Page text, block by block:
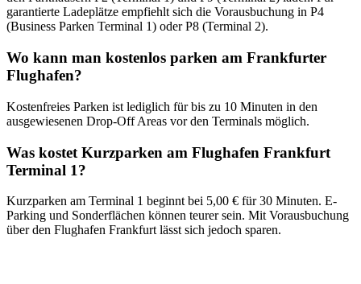
garantierte Ladeplätze empfiehlt sich die Vorausbuchung in P4
(Business Parken Terminal 1) oder P8 (Terminal 2).
Wo kann man kostenlos parken am Frankfurter
Flughafen?
Kostenfreies Parken ist lediglich für bis zu 10 Minuten in den
ausgewiesenen Drop-Off Areas vor den Terminals möglich.
Was kostet Kurzparken am Flughafen Frankfurt
Terminal 1?
Kurzparken am Terminal 1 beginnt bei 5,00 € für 30 Minuten. E-
Parking und Sonderflächen können teurer sein. Mit Vorausbuchung
über den Flughafen Frankfurt lässt sich jedoch sparen.